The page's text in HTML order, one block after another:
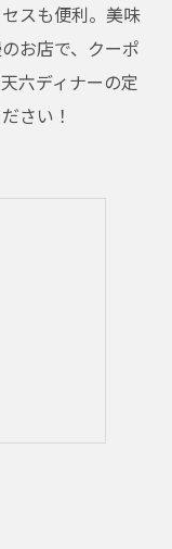
スも便利。美味
お店で、クーポ
六ディナーの定
さい！